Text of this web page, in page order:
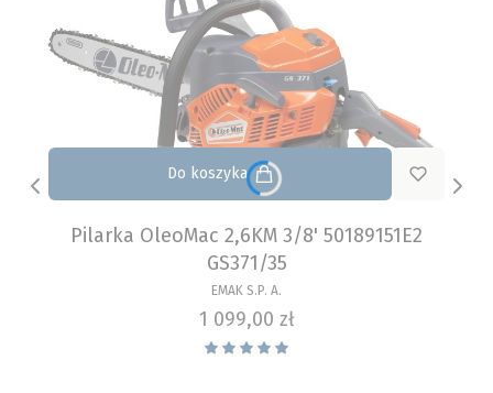
Do koszyka
Pilarka OleoMac 2,6KM 3/8' 50189151E2
GS371/35
EMAK S.P. A.
Cena
1 099,00 zł